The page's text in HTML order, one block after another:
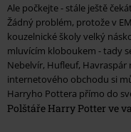
Ale počkejte - stále ještě
Žádný problém, protože v
kouzelnické školy velký
mluvícím kloboukem - tady
Nebelvír, Hufleuf, Havraspár
internetového obchodu si
Harryho Pottera přímo do
Polštáře Harry Potter ve